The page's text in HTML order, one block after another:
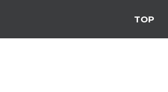
TOP